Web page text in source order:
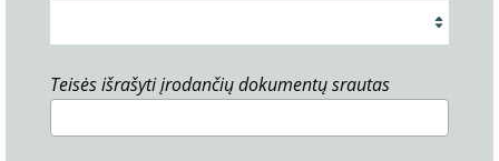
Teisės išrašyti įrodančių dokumentų srautas